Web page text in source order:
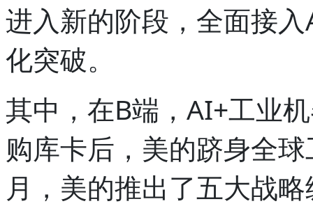
进入新的阶段，全面接
化突破。
其中，在B端，AI+工业
购库卡后，美的跻身全
月，美的推出了五大战